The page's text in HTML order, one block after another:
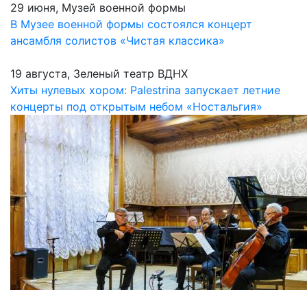
29 июня, Музей военной формы
В Музее военной формы состоялся концерт
ансамбля солистов «Чистая классика»
19 августа, Зеленый театр ВДНХ
Хиты нулевых хором: Palestrina запускает летние
концерты под открытым небом «Ностальгия»